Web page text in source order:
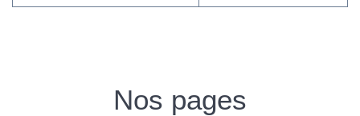
Nos pages